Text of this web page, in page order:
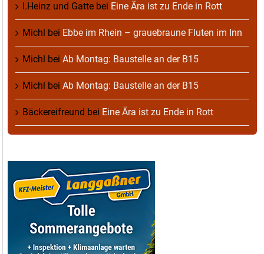
I.Heinz und Gatte bei Eine Ära ist zu Ende in Rott
Michl bei Ebbe im Rhein – grauebraune Fluten im Inn
Michl bei Ab Montag: Baustelle an der B15
Michl bei Ab Montag: Baustelle an der B15
Bäckereifreund bei Eine Ära ist zu Ende in Rott